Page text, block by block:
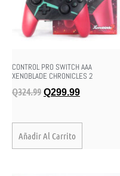
CONTROL PRO SWITCH AAA
XENOBLADE CHRONICLES 2
Q324.99 Q299.99
Añadir Al Carrito